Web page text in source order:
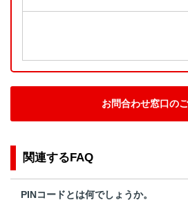
お問合わせ窓口の
関連するFAQ
PINコードとは何でしょうか。